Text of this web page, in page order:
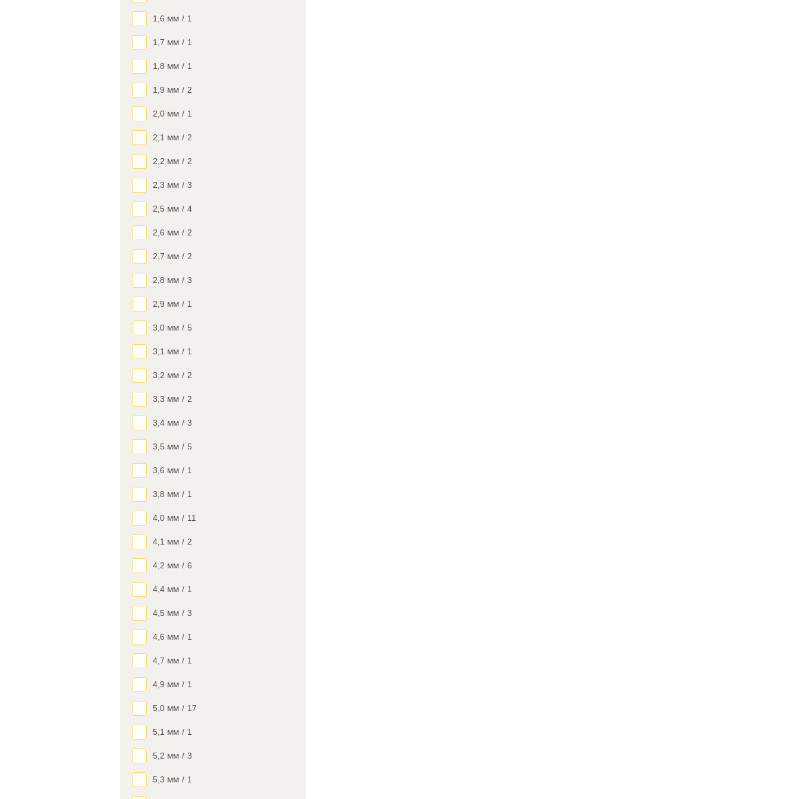
1,6 мм / 1
1,7 мм / 1
1,8 мм / 1
1,9 мм / 2
2,0 мм / 1
2,1 мм / 2
2,2 мм / 2
2,3 мм / 3
2,5 мм / 4
2,6 мм / 2
2,7 мм / 2
2,8 мм / 3
2,9 мм / 1
3,0 мм / 5
3,1 мм / 1
3,2 мм / 2
3,3 мм / 2
3,4 мм / 3
3,5 мм / 5
3,6 мм / 1
3,8 мм / 1
4,0 мм / 11
4,1 мм / 2
4,2 мм / 6
4,4 мм / 1
4,5 мм / 3
4,6 мм / 1
4,7 мм / 1
4,9 мм / 1
5,0 мм / 17
5,1 мм / 1
5,2 мм / 3
5,3 мм / 1